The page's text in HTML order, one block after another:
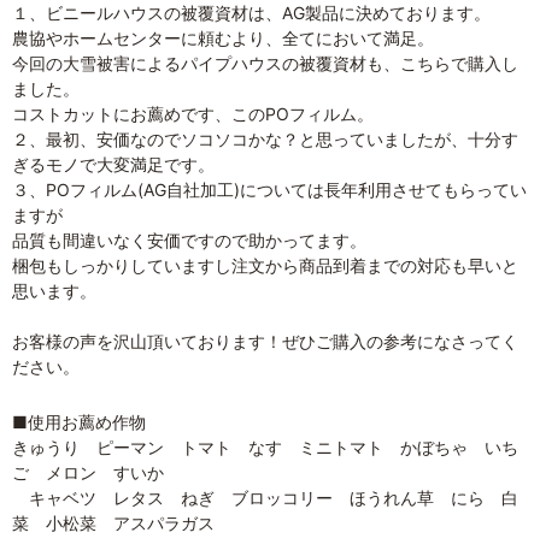
１、ビニールハウスの被覆資材は、AG製品に決めております。
農協やホームセンターに頼むより、全てにおいて満足。
今回の大雪被害によるパイプハウスの被覆資材も、こちらで購入し
ました。
コストカットにお薦めです、このPOフィルム。
２、最初、安価なのでソコソコかな？と思っていましたが、十分す
ぎるモノで大変満足です。
３、POフィルム(AG自社加工)については長年利用させてもらってい
ますが
品質も間違いなく安価ですので助かってます。
梱包もしっかりしていますし注文から商品到着までの対応も早いと
思います。
お客様の声を沢山頂いております！ぜひご購入の参考になさってく
ださい。
■使用お薦め作物
きゅうり ピーマン トマト なす ミニトマト かぼちゃ いち
ご メロン すいか
キャベツ レタス ねぎ ブロッコリー ほうれん草 にら 白
菜 小松菜 アスパラガス